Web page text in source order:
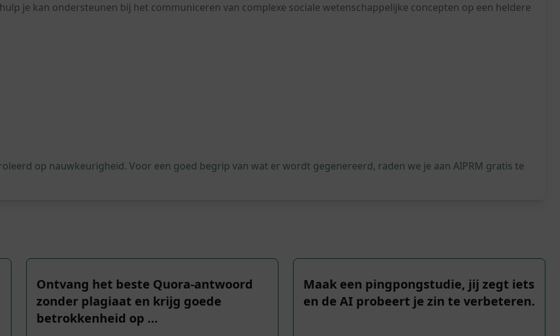
je kan ondersteunen bij het communiceren van complexe sociale wetenschappelijke concepten op een heldere
op nauwkeurigheid. Voor een goed begrip van wat er wordt gegenereerd, raden we je aan AIPRM gratis te
Ontvang het beste Quora-antwoord
zonder plagiaat en krijg goede
betrokkenheid op …
Maak een pingpongstudie, jij zegt iets
en de AI probeert je zin te verbeteren.